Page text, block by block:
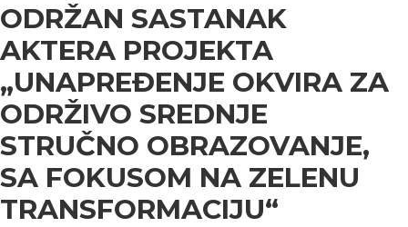
ODRŽAN SASTANAK
AKTERA PROJEKTA
„UNAPREĐENJE OKVIRA ZA
ODRŽIVO SREDNJE
STRUČNO OBRAZOVANJE,
SA FOKUSOM NA ZELENU
TRANSFORMACIJU“